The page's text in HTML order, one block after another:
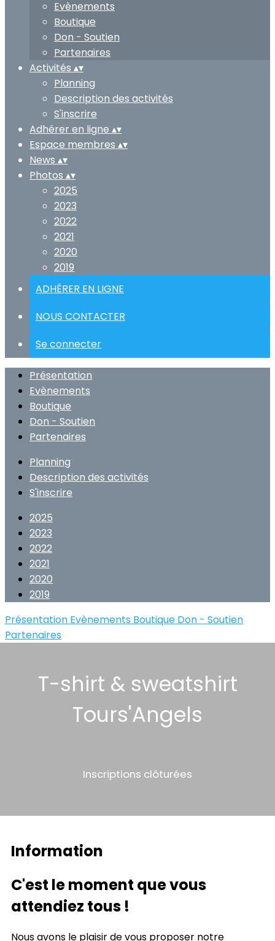
Evènements
Boutique
Don - Soutien
Partenaires
Activités ▴▾
Planning
Description des activités
S'inscrire
Adhérer en ligne ▴▾
Espace membres ▴▾
News ▴▾
Photos ▴▾
2025
2023
2022
2021
2020
2019
ADHÉRER EN LIGNE
NOUS CONTACTER
Se connecter
Présentation
Evènements
Boutique
Don - Soutien
Partenaires
Planning
Description des activités
S'inscrire
2025
2023
2022
2021
2020
2019
Présentation Evènements Boutique Don - Soutien
Partenaires
T-shirt & sweatshirt
Tours'Angels
Inscriptions clôturées
Information
C'est le moment que vous
attendiez tous !
Nous avons le plaisir de vous proposer notre